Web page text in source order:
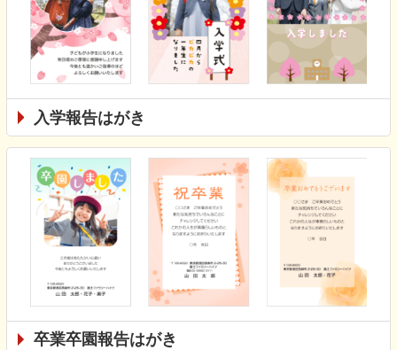
入学報告はがき
卒業卒園報告はがき